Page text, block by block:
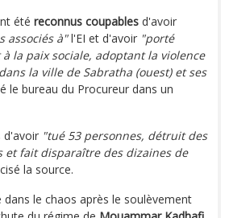
été reconnus coupables d'avoir
associés à"l'EI et d'avoir "porté
la paix sociale, adoptant la violence
la ville de Sabratha (ouest) et ses
le bureau du Procureur dans un
d'avoir "tué 53 personnes, détruit des
et fait disparaître des dizaines de
la source.
dans le chaos après le soulèvement